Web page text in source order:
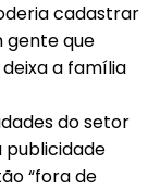
cadastrar
gente que
a família
do setor
“fora de